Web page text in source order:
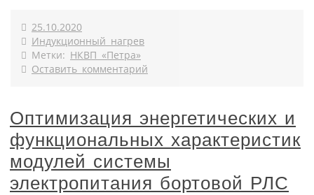
25.10.2020
Индукционный нагрев
Метки: НКВП «Петра»
Оставить комментарий
Оптимизация энергетических и
функциональных характеристик
модулей системы
электропитания бортовой РЛС